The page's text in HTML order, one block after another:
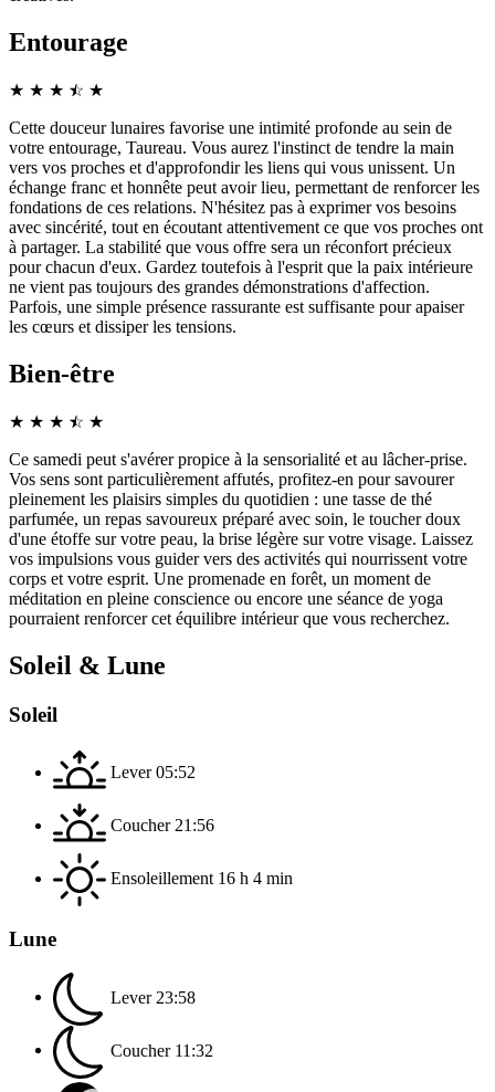
Entourage
★ ★ ★ ☆
★ ★
Cette douceur lunaires favorise une intimité profonde au sein de
votre entourage, Taureau. Vous aurez l'instinct de tendre la main
vers vos proches et d'approfondir les liens qui vous unissent. Un
échange franc et honnête peut avoir lieu, permettant de renforcer les
fondations de ces relations. N'hésitez pas à exprimer vos besoins
avec sincérité, tout en écoutant attentivement ce que vos proches ont
à partager. La stabilité que vous offre sera un réconfort précieux
pour chacun d'eux. Gardez toutefois à l'esprit que la paix intérieure
ne vient pas toujours des grandes démonstrations d'affection.
Parfois, une simple présence rassurante est suffisante pour apaiser
les cœurs et dissiper les tensions.
Bien-être
★ ★ ★ ☆
★ ★
Ce samedi peut s'avérer propice à la sensorialité et au lâcher-prise.
Vos sens sont particulièrement affutés, profitez-en pour savourer
pleinement les plaisirs simples du quotidien : une tasse de thé
parfumée, un repas savoureux préparé avec soin, le toucher doux
d'une étoffe sur votre peau, la brise légère sur votre visage. Laissez
vos impulsions vous guider vers des activités qui nourrissent votre
corps et votre esprit. Une promenade en forêt, un moment de
méditation en pleine conscience ou encore une séance de yoga
pourraient renforcer cet équilibre intérieur que vous recherchez.
Soleil & Lune
Soleil
Lever 05:52
Coucher 21:56
Ensoleillement 16 h 4 min
Lune
Lever 23:58
Coucher 11:32